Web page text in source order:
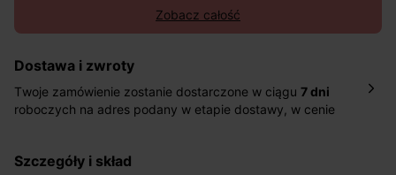
Zobacz całość
Dostawa i zwroty
Twoje zamówienie zostanie dostarczone w ciągu 7 dni
roboczych na adres podany w etapie dostawy, w cenie
pośrednictwem DHL Express.
szczegóły i skład